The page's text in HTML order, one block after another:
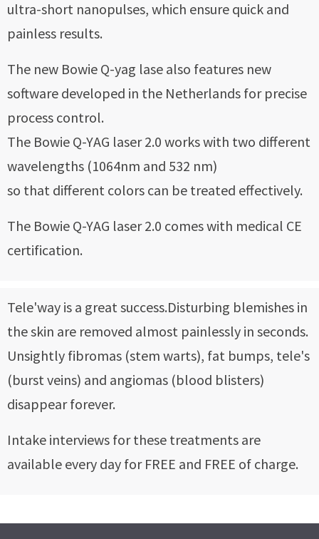
ultra-short nanopulses, which ensure quick and
painless results.
The new Bowie Q-yag lase also features new
software developed in the Netherlands for precise
process control.
The Bowie Q-YAG laser 2.0 works with two different
wavelengths (1064nm and 532 nm)
so that different colors can be treated effectively.
The Bowie Q-YAG laser 2.0 comes with medical CE
certification.
Tele'way is a great success.Disturbing blemishes in
the skin are removed almost painlessly in seconds.
Unsightly fibromas (stem warts), fat bumps, tele's
(burst veins) and angiomas (blood blisters)
disappear forever.
Intake interviews for these treatments are
available every day for FREE and FREE of charge.